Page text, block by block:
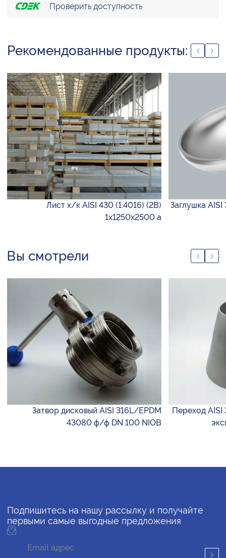
Проверить доступность
Рекомендованные продукты:
Лист х/к AISI 430 (1.4016) (2B)
1х1250х2500 а
Заглушка
Вы смотрели
Затвор дисковый AISI 316L/EPDM
43080 ф/ф DN 100 NIOB
Переход
Подпишитесь на нашу рассылку и получайте
первыми самые выгодные предложения